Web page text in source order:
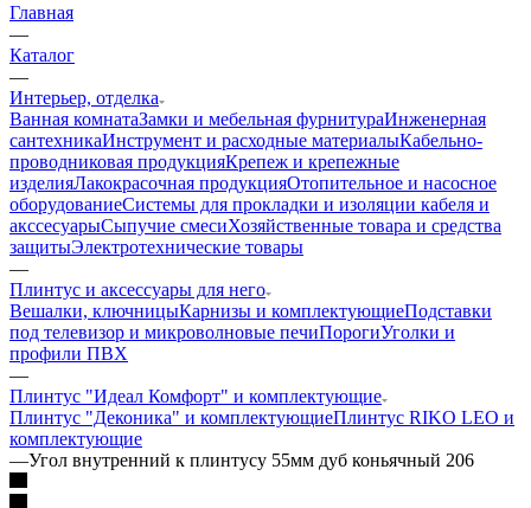
Главная
—
Каталог
—
Интерьер, отделка
Ванная комнатаЗамки и мебельная фурнитураИнженерная
сантехникаИнструмент и расходные материалыКабельно-
проводниковая продукцияКрепеж и крепежные
изделияЛакокрасочная продукцияОтопительное и насосное
оборудованиеСистемы для прокладки и изоляции кабеля и
акссесуарыСыпучие смесиХозяйственные товара и средства
защитыЭлектротехнические товары
—
Плинтус и аксессуары для него
Вешалки, ключницыКарнизы и комплектующиеПодставки
под телевизор и микроволновые печиПорогиУголки и
профили ПВХ
—
Плинтус "Идеал Комфорт" и комплектующие
Плинтус "Деконика" и комплектующиеПлинтус RIKO LEO и
комплектующие
—Угол внутренний к плинтусу 55мм дуб коньячный 206